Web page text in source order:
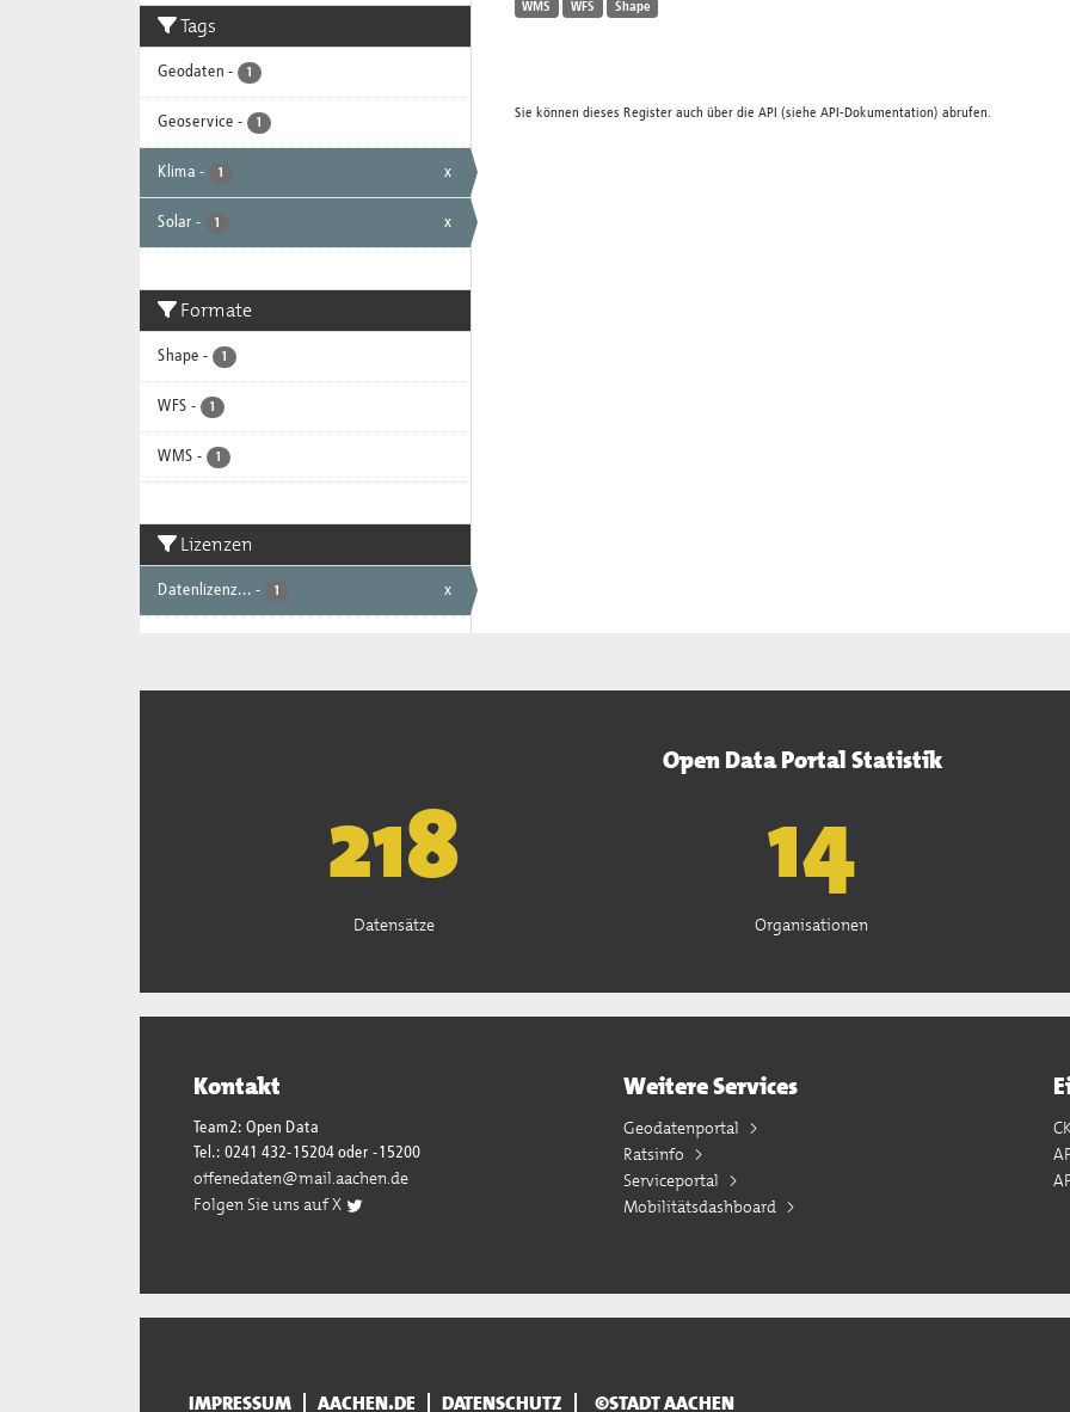
Tags
Geodaten - 1
Geoservice - 1
Klima - 1 x
Solar - 1 x
Formate
Shape - 1
WFS - 1
WMS - 1
Lizenzen
Datenlizenz... - 1 x
WMS WFS Shape
Sie können dieses Register auch über die API (siehe API-Dokumentation) abrufen.
Open Data Portal Statistik
221
Datensätze
15
Organisationen
Kontakt
Team2: Open Data
Tel.: 0241 432-15204 oder -15200
offenedaten@mail.aachen.de
Folgen Sie uns auf X
Weitere Services
Geodatenportal
Ratsinfo
Serviceportal
Mobilitätsdashboard
IMPRESSUM AACHEN.DE DATENSCHUTZ ©STADT AACHEN